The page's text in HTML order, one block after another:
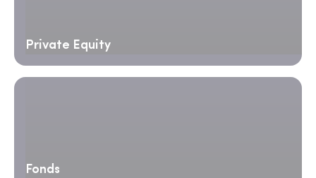
Private Equity
Fonds